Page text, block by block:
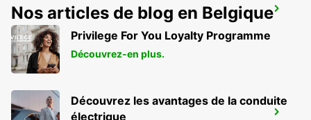
FLORENCE NOVOLI
FIRENZE - ITALY
AREZZO
Nos articles de blog en Belgique
Privilege For You Loyalty Programme
Découvrez-en plus.
Découvrez les avantages de la conduite
électrique